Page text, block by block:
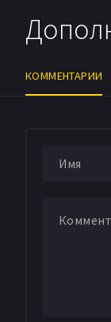
КОММЕНТАРИИ